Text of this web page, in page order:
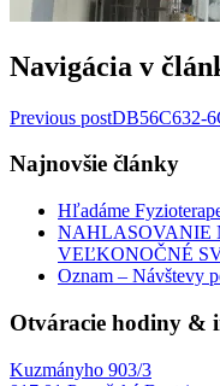
Navigácia v
Previous postDB56C632-
Najnovšie články
Hľadáme
NAHLASOVANIE
VEĽKONOČNÉ
Oznam – Návštevy
Otváracie hodiny &
Kuzmányho 903/3